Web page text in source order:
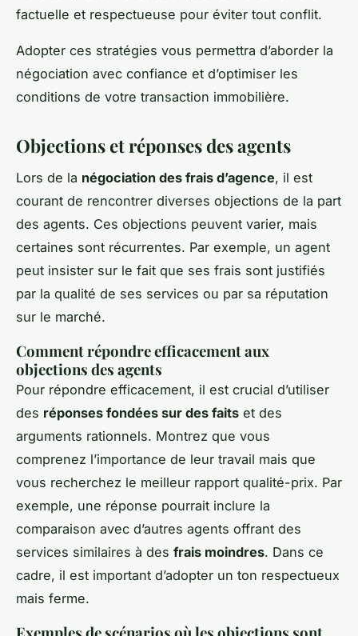
factuelle et respectueuse pour éviter tout conflit.
Adopter ces stratégies vous permettra d’aborder la
négociation avec confiance et d’optimiser les
conditions de votre transaction immobilière.
Objections et réponses des agents
Lors de la négociation des frais d’agence, il est
courant de rencontrer diverses objections de la part
des agents. Ces objections peuvent varier, mais
certaines sont récurrentes. Par exemple, un agent
peut insister sur le fait que ses frais sont justifiés
par la qualité de ses services ou par sa réputation
sur le marché.
Comment répondre efficacement aux
objections des agents
Pour répondre efficacement, il est crucial d’utiliser
des réponses fondées sur des faits et des
arguments rationnels. Montrez que vous
comprenez l’importance de leur travail mais que
vous recherchez le meilleur rapport qualité-prix. Par
exemple, une réponse pourrait inclure la
comparaison avec d’autres agents offrant des
services similaires à des frais moindres. Dans ce
cadre, il est important d’adopter un ton respectueux
mais ferme.